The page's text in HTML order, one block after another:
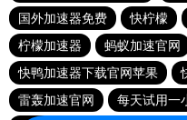
国外加速器免费
快柠檬
柠檬加速器
蚂蚁加速官网
快鸭加速器下载官网苹果
雷轰加速官网
每天试用一